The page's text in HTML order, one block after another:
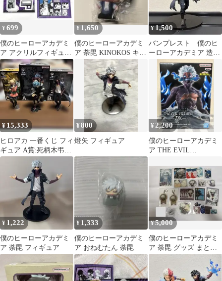
¥699
僕のヒーローアカデミ
ア アクリルフィギュア
コレクション アクスタ
荼毘 F
¥1,650
僕のヒーローアカデミ
ア 荼毘 KINOKOS キノ
コス
¥1,500
バンプレスト 僕のヒ
ーローアカデミア 造形
Academy vol.2 荼毘
¥ 15,333
ヒロアカ 一番くじ フィ
ギュア A賞:死柄木弔
B賞:荼毘 C賞:トガヒ
¥800
燈矢 フィギュア
¥ 2,200
僕のヒーローアカデミ
ア THE EVIL
¥ 1,222
僕のヒーローアカデミ
ア 荼毘 フィギュア
¥ 1,333
僕のヒーローアカデミ
ア おねむたん 荼毘
¥5,000
僕のヒーローアカデミ
ア 荼毘 グッズ まとめ